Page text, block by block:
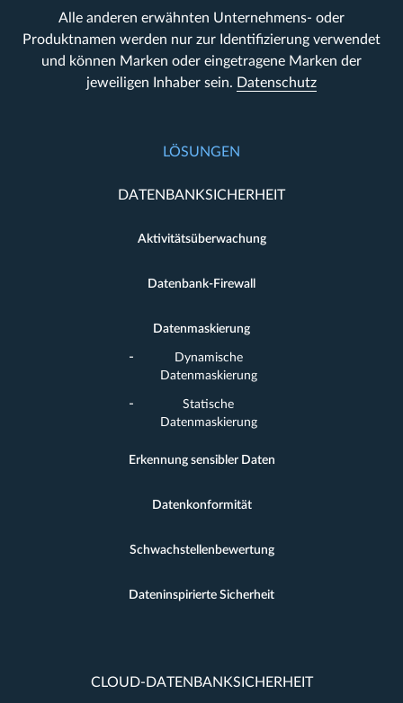
Alle anderen erwähnten Unternehmens- oder
Produktnamen werden nur zur Identifizierung verwendet
und können Marken oder eingetragene Marken der
jeweiligen Inhaber sein. Datenschutz
LÖSUNGEN
DATENBANKSICHERHEIT
Aktivitätsüberwachung
Datenbank-Firewall
Datenmaskierung
Dynamische
Datenmaskierung
Statische
Datenmaskierung
Erkennung sensibler Daten
Datenkonformität
Schwachstellenbewertung
Dateninspirierte Sicherheit
CLOUD-DATENBANKSICHERHEIT